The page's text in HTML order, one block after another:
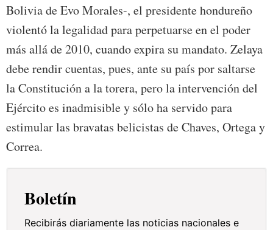
Bolivia de Evo Morales-, el presidente hondureño
violentó la legalidad para perpetuarse en el poder
más allá de 2010, cuando expira su mandato. Zelaya
debe rendir cuentas, pues, ante su país por saltarse
la Constitución a la torera, pero la intervención del
Ejército es inadmisible y sólo ha servido para
estimular las bravatas belicistas de Chaves, Ortega y
Correa.
Boletín
Recibirás diariamente las noticias nacionales e